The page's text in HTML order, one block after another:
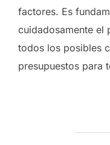
factores. Es
cuidadosamente el
todos los posibles
presupuestos para